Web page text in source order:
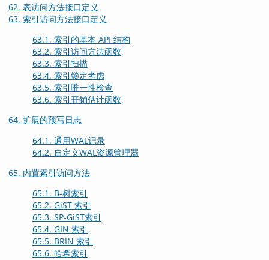
62. 表访问方法接口定义
63. 索引访问方法接口定义
63.1. 索引的基本 API 结构
63.2. 索引访问方法函数
63.3. 索引扫描
63.4. 索引锁定考虑
63.5. 索引唯一性检查
63.6. 索引开销估计函数
64. 扩展的预写日志
64.1. 通用WAL记录
64.2. 自定义WAL资源管理器
65. 内置索引访问方法
65.1. B-树索引
65.2. GiST 索引
65.3. SP-GiST索引
65.4. GIN 索引
65.5. BRIN 索引
65.6. 哈希索引